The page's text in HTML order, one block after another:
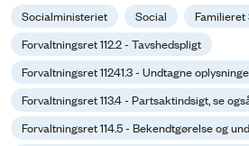
Socialministeriet Social
Familieret
Forvaltningsret 112.2 - Tavshedspligt
Forvaltningsret 11241.3 - Undtagne
Forvaltningsret 113.4 - Partsaktindsigt, se
Forvaltningsret 114.5 - Bekendtgørelse og